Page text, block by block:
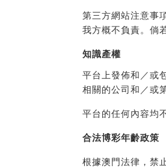
第三方網站注意事
我方概不負責。倘
知識產權
平台上發佈和／或
相關的公司和／或
平台的任何內容均
合法博彩年齡政策
根據澳門法律，禁